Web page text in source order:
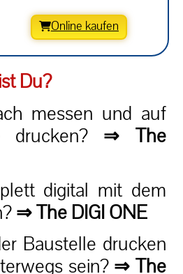
Online kaufen
Du?
messen und auf
drucken?⇒ The
digital mit dem
⇒ The DIGI ONE
Baustelle drucken
sein?⇒ The